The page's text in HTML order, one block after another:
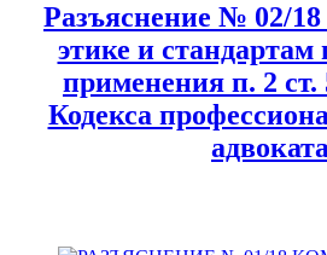
Разъяснение № 02/
этике и стандартам
применения п. 2 ст.
Кодекса
адвоката